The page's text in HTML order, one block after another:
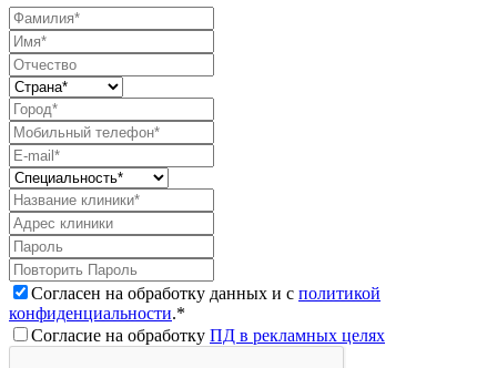
Согласен на обработку данных и с политикой
конфиденциальности.*
Согласие на обработку ПД в рекламных целях